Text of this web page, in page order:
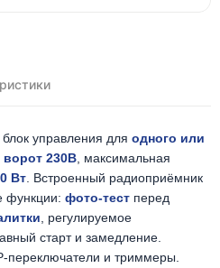
управления для одного или
230В , максимальная
Вт . Встроенный радиоприёмник
функции: фото-тест перед
, регулируемое
старт и замедление.
переключатели и триммеры.